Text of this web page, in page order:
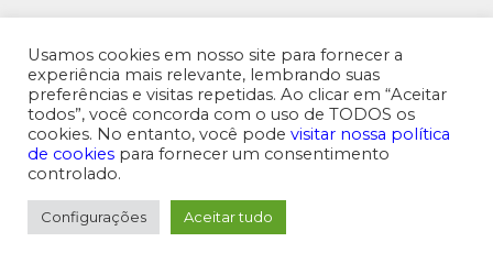
MENU SUPERIOR
Usamos cookies em nosso site para fornecer a
experiência mais relevante, lembrando suas
preferências e visitas repetidas. Ao clicar em “Aceitar
todos”, você concorda com o uso de TODOS os
cookies. No entanto, você pode visitar nossa política
de cookies para fornecer um consentimento
controlado.
Configurações Aceitar tudo